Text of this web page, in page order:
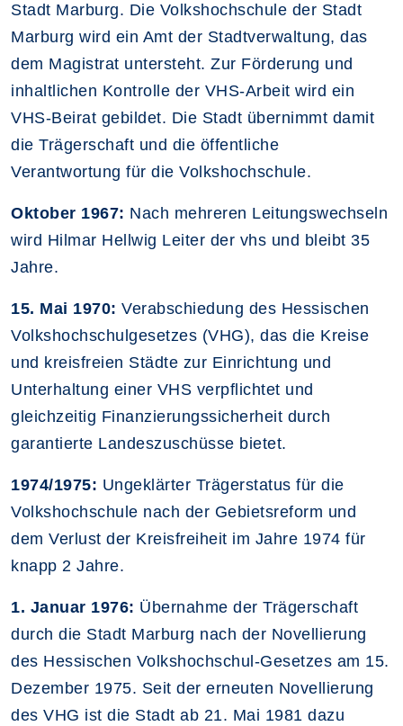
Stadt Marburg. Die Volkshochschule der Stadt
Marburg wird ein Amt der Stadtverwaltung, das
dem Magistrat untersteht. Zur Förderung und
inhaltlichen Kontrolle der VHS-Arbeit wird ein
VHS-Beirat gebildet. Die Stadt übernimmt damit
die Trägerschaft und die öffentliche
Verantwortung für die Volkshochschule.
Oktober 1967: Nach mehreren Leitungswechseln
wird Hilmar Hellwig Leiter der vhs und bleibt 35
Jahre.
15. Mai 1970: Verabschiedung des Hessischen
Volkshochschulgesetzes (VHG), das die Kreise
und kreisfreien Städte zur Einrichtung und
Unterhaltung einer VHS verpflichtet und
gleichzeitig Finanzierungssicherheit durch
garantierte Landeszuschüsse bietet.
1974/1975: Ungeklärter Trägerstatus für die
Volkshochschule nach der Gebietsreform und
dem Verlust der Kreisfreiheit im Jahre 1974 für
knapp 2 Jahre.
1. Januar 1976: Übernahme der Trägerschaft
durch die Stadt Marburg nach der Novellierung
des Hessischen Volkshochschul-Gesetzes am 15.
Dezember 1975. Seit der erneuten Novellierung
des VHG ist die Stadt ab 21. Mai 1981 dazu